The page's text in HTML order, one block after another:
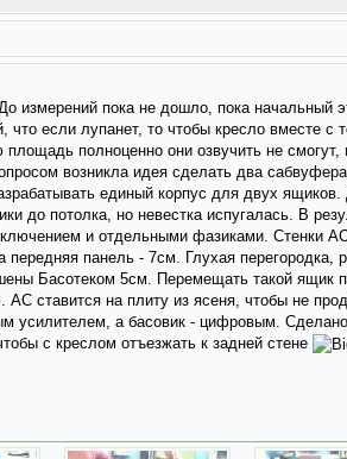
измерений пока не дошло, пока начальный
если лупанет, то чтобы кресло вместе с
полноценно они озвучить не
возникла идея сделать два
единый корпус для двух
до потолка, но невестка испугалась. В
и отдельными фазиками. Стенки
панель - 7см. Глухая
Басотеком 5см. Перемещать такой ящик
ставится на плиту из ясеня, чтобы не
усилителем, а басовик - цифровым.
с креслом отъезжать к задней стене